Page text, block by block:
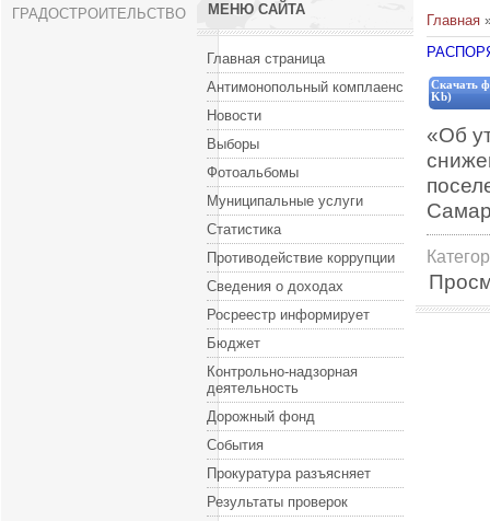
ГРАДОСТРОИТЕЛЬСТВО МЕНЮ САЙТА
Главная страница
Антимонопольный комплаенс
Новости
Выборы
Фотоальбомы
Муниципальные услуги
Статистика
Противодействие коррупции
Сведения о доходах
Росреестр информирует
Бюджет
Контрольно-надзорная
деятельность
Дорожный фонд
События
Прокуратура разъясняет
Результаты проверок
Главная
Скачать
Kb)
«Об